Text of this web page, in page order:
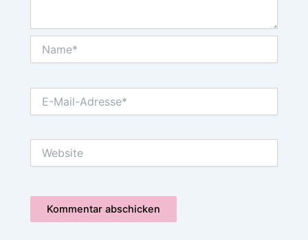
Mail-